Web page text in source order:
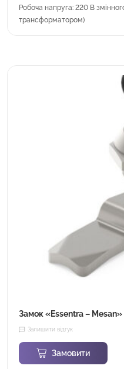
Робоча напруга: 220 В
трансформатором)
Замок «Essentra –
Залишити відгук
Замовити